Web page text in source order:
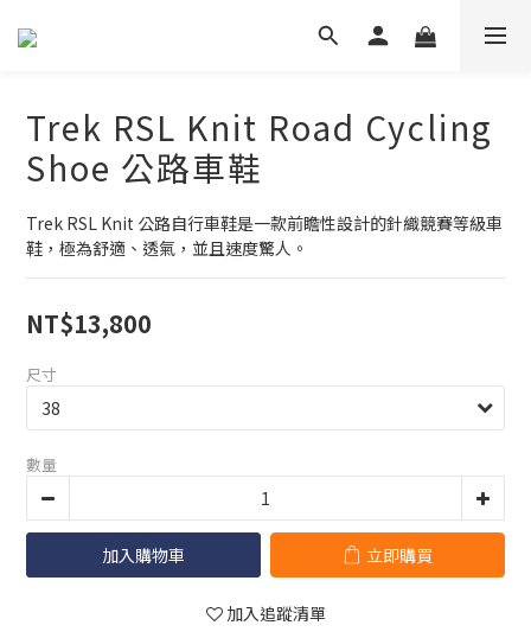
Trek RSL Knit Road Cycling
Shoe 公路車鞋
Trek RSL Knit 公路自行車鞋是一款前瞻性設計的針織競賽等級車
鞋，極為舒適、透氣，並且速度驚人。
NT$13,800
尺寸
數量
加入購物車 立即購買
加入追蹤清單